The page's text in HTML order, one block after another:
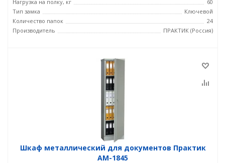
Нагрузка на полку, кг
60
Тип замка
Ключевой
Количество папок
24
Производитель
ПРАКТИК (Россия)
Шкаф металлический для документов Практик
AM-1845